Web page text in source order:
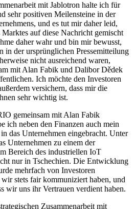
mit Jablotron halte ich für
sehr positiven Meilensteine in der
und es tut mir daher leid,
Marktes auf diese Nachricht gemischt
daher wahr und bin mir bewusst,
in der ursprünglichen Pressemitteilung
nicht ausreichend waren,
mit Alan Fabik und Dalibor Dědek
Ich möchte den Investoren
versichern, dass mir die
sehr wichtig ist.
gemeinsam mit Alan Fabik
ich neben den Finanzen auch mein
das Unternehmen eingebracht. Unter
Unternehmen zu einem der
Bereich des industriellen IoT
nur in Tschechien. Die Entwicklung
mehrfach von Investoren
stets fair kommuniziert haben, und
wir uns ihr Vertrauen verdient haben.
Zusammenarbeit mit